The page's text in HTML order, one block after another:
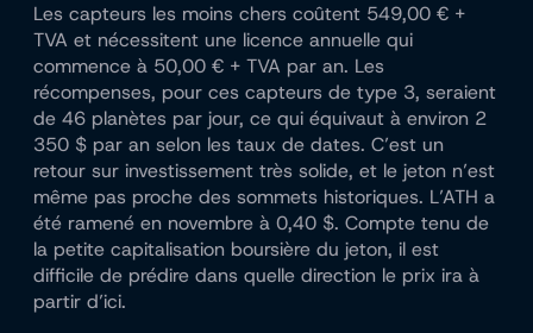
Les capteurs les moins chers coûtent 549,00 € +
TVA et nécessitent une licence annuelle qui
commence à 50,00 € + TVA par an. Les
récompenses, pour ces capteurs de type 3, seraient
de 46 planètes par jour, ce qui équivaut à environ 2
350 $ par an selon les taux de dates. C’est un
retour sur investissement très solide, et le jeton n’est
même pas proche des sommets historiques. L’ATH a
été ramené en novembre à 0,40 $. Compte tenu de
la petite capitalisation boursière du jeton, il est
difficile de prédire dans quelle direction le prix ira à
partir d’ici.